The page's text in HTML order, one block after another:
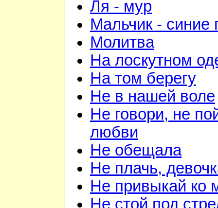
Ля - мур
Мальчик - синие
Молитва
На лоскутном
На том берегу
Не в нашей воле
Не говори, не
любви
Не обещала
Не плачь,
Не привыкай ко
Не стой под